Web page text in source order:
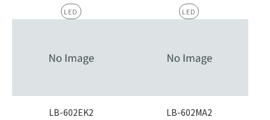
LED LED
LB-602EK2
LB-602MA2